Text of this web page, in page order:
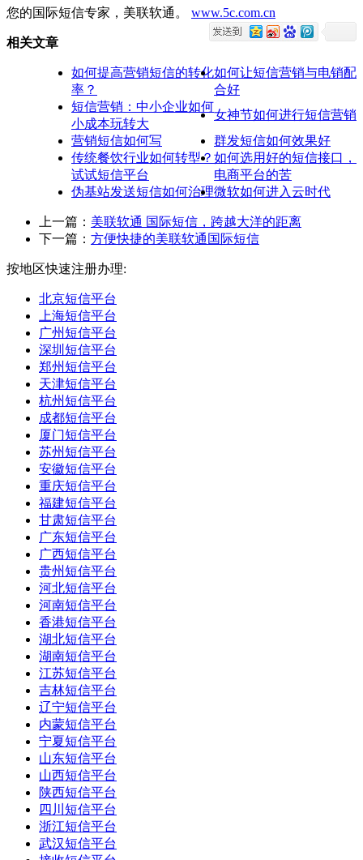
您的国际短信专家，美联软通。 www.5c.com.cn
相关文章
如何提高营销短信的转化
率？
如何让短信营销与电销配
合好
短信营销：中小企业如何
小成本玩转大
女神节如何进行短信营销
营销短信如何写
群发短信如何效果好
传统餐饮行业如何转型？
试试短信平台
如何选用好的短信接口，
电商平台的苦
伪基站发送短信如何治理微软如何进入云时代
上一篇： 美联软通 国际短信，跨越大洋的距离
下一篇： 方便快捷的美联软通国际短信
按地区快速注册办理:
北京短信平台
上海短信平台
广州短信平台
深圳短信平台
郑州短信平台
天津短信平台
杭州短信平台
成都短信平台
厦门短信平台
苏州短信平台
安徽短信平台
重庆短信平台
福建短信平台
甘肃短信平台
广东短信平台
广西短信平台
贵州短信平台
河北短信平台
河南短信平台
香港短信平台
湖北短信平台
湖南短信平台
江苏短信平台
吉林短信平台
辽宁短信平台
内蒙短信平台
宁夏短信平台
山东短信平台
山西短信平台
陕西短信平台
四川短信平台
浙江短信平台
武汉短信平台